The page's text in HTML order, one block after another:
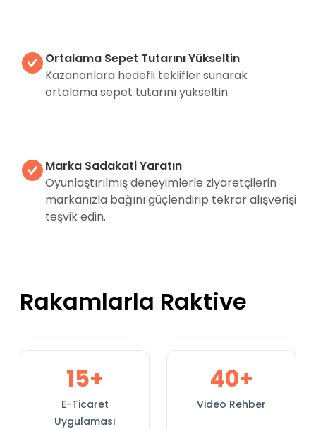
Ortalama Sepet Tutarını Yükseltin
Kazananlara hedefli teklifler sunarak
ortalama sepet tutarını yükseltin.
Marka Sadakati Yaratın
Oyunlaştırılmış deneyimlerle ziyaretçilerin
markanızla bağını güçlendirip tekrar alışverişi
teşvik edin.
Rakamlarla Raktive
15+
E-Ticaret
Uygulaması
40+
Video Rehber